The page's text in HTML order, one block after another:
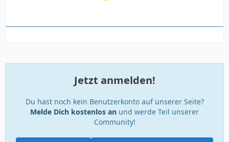
Jetzt anmelden!
Du hast noch kein Benutzerkonto auf unserer Seite?
Melde Dich kostenlos an und werde Teil unserer
Community!